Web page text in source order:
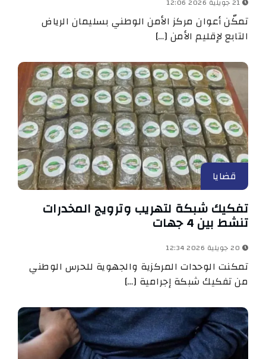
تمكّن أعوان مركز الأمن الوطني بسليمان الرياض
التابع لإقليم الأمن […]
قضايا
تفكيك شبكة لتهريب وترويج المخدرات
تنشط بين 4 جهات
تمكنت الوحدات المركزية والجهوية للحرس الوطني
من تفكيك شبكة إجرامية […]